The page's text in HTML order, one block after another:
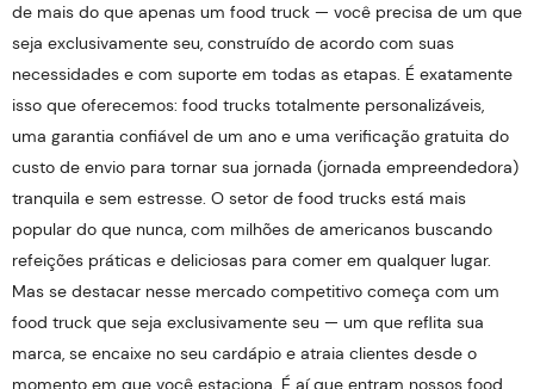
de mais do que apenas um food truck — você precisa de um que
seja exclusivamente seu, construído de acordo com suas
necessidades e com suporte em todas as etapas. É exatamente
isso que oferecemos: food trucks totalmente personalizáveis,
uma garantia confiável de um ano e uma verificação gratuita do
custo de envio para tornar sua jornada (jornada empreendedora)
tranquila e sem estresse. O setor de food trucks está mais
popular do que nunca, com milhões de americanos buscando
refeições práticas e deliciosas para comer em qualquer lugar.
Mas se destacar nesse mercado competitivo começa com um
food truck que seja exclusivamente seu — um que reflita sua
marca, se encaixe no seu cardápio e atraia clientes desde o
momento em que você estaciona. É aí que entram nossos food